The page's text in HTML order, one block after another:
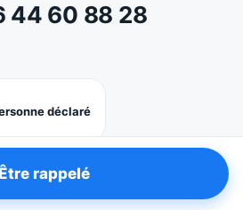
44 60 88 28
déclaré
Être rappelé